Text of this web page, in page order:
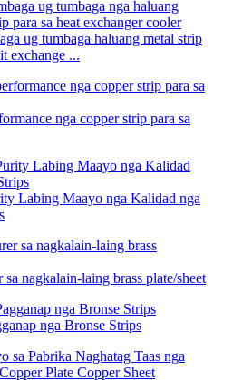
ug tumbaga haluang metal strip
exchange ...
nga copper strip para sa
Labing Maayo nga Kalidad nga
nagkalain-laing brass plate/sheet
nga Bronse Strips